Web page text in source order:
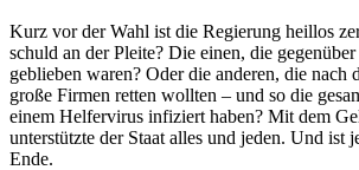
Kurz vor der Wahl ist die Regierung heillos
schuld an der Pleite? Die einen, die
geblieben waren? Oder die anderen, die nach
große Firmen retten wollten – und so die
einem Helfervirus infiziert haben? Mit dem
unterstützte der Staat alles und jeden. Und ist
Ende.